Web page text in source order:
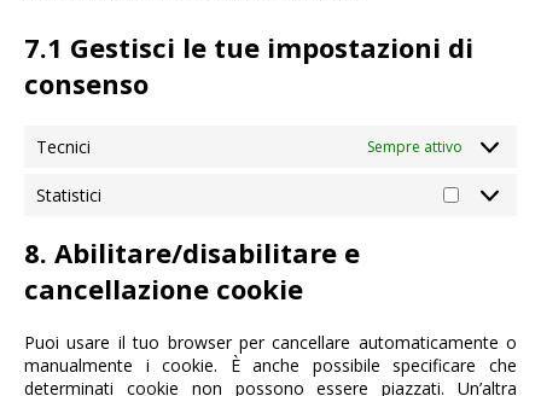
7.1 Gestisci le tue impostazioni di
consenso
Tecnici Sempre attivo
Statistici Statistici
8. Abilitare/disabilitare e
cancellazione cookie
Puoi usare il tuo browser per cancellare automaticamente o
manualmente i cookie. È anche possibile specificare che
determinati cookie non possono essere piazzati. Un’altra